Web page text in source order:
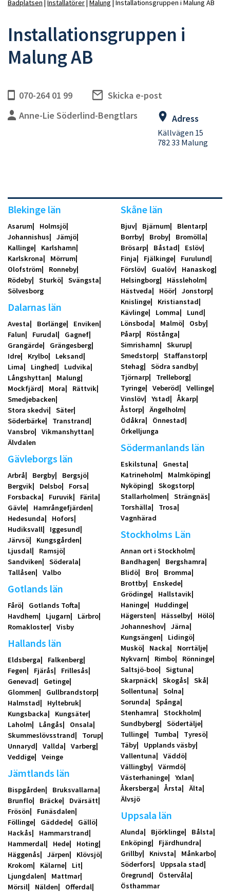
Badplatsen Installatörer Malung Installationsgruppen i Malung AB
Installationsgruppen i
Malung AB
070-264 01 99
Skicka e-post
Anne-Lie Söderlind-Bengtlars
Adress
Källvägen 15
782 33 Malung
Blekinge län
Asarum
Holmsjö
Johannishus
Jämjö
Kallinge
Karlshamn
Karlskrona
Mörrum
Olofström
Ronneby
Rödeby
Sturkö
Svängsta
Sölvesborg
Dalarnas län
Avesta Borlänge
Enviken
Falun
Furudal
Gagnef
Grangärde
Grängesberg
Idre
Krylbo
Leksand
Lima
Linghed
Ludvika
Långshyttan
Malung
Mockfjärd
Mora
Rättvik
Smedjebacken
Stora skedvi
Säter
Söderbärke
Transtrand
Vansbro
Vikmanshyttan
Älvdalen
Gävleborgs län
Arbrå Bergby
Bergsjö
Bergvik
Delsbo
Forsa
Forsbacka
Furuvik
Färila
Gävle
Hamrångefjärden
Hedesunda
Hofors
Hudiksvall
Iggesund
Järvsö
Kungsgården
Ljusdal
Ramsjö
Sandviken
Söderala
Tallåsen
Valbo
Gotlands län
Fårö
Gotlands Tofta
Havdhem
Ljugarn
Lärbro
Romakloster
Visby
Hallands län
Eldsberga
Falkenberg
Fegen
Fjärås
Frillesås
Genevad
Getinge
Glommen
Gullbrandstorp
Halmstad
Hyltebruk
Kungsbacka
Kungsäter
Laholm
Långås
Onsala
Skummeslövsstrand
Torup
Unnaryd
Vallda
Varberg
Veddige
Veinge
Jämtlands län
Bispgården
Bruksvallarna
Brunflo
Bräcke
Dvärsätt
Frösön
Funäsdalen
Föllinge
Gäddede
Gällö
Hackås
Hammarstrand
Hammerdal
Hede
Hoting
Häggenås
Järpen
Klövsjö
Krokom
Kälarne
Lit
Ljungdalen
Mattmar
Mörsil
Nälden Offerdal
Skåne län
Bjuv Bjärnum
Blentarp
Borrby
Broby
Bromölla
Brösarp
Båstad
Eslöv
Finja
Fjälkinge
Furulund
Förslöv
Gualöv
Hanaskog
Helsingborg
Hässleholm
Hästveda
Höör
Jonstorp
Knislinge
Kristianstad
Kävlinge
Lomma
Lund
Lönsboda
Malmö
Osby
Påarp
Röstånga
Simrishamn
Skurup
Smedstorp
Staffanstorp
Stehag
Södra sandby
Tjörnarp
Trelleborg
Tyringe
Veberöd
Vellinge
Vinslöv
Ystad
Åkarp
Åstorp
Ängelholm
Ödåkra
Önnestad
Örkelljunga
Södermanlands län
Eskilstuna
Gnesta
Katrineholm
Malmköping
Nyköping
Skogstorp
Stallarholmen
Strängnäs
Torshälla
Trosa
Vagnhärad
Stockholms Län
Annan ort i Stockholm
Bandhagen
Bergshamra
Blidö
Bro
Bromma
Brottby
Enskede
Grödinge
Hallstavik
Haninge
Huddinge
Hägersten
Hässelby
Hölö
Johanneshov
Järna
Kungsängen
Lidingö
Muskö
Nacka
Norrtälje
Nykvarn
Rimbo
Rönninge
Saltsjö-boo
Sigtuna
Skarpnäck
Skogås
Skå
Sollentuna
Solna
Sorunda
Spånga
Stenhamra
Stockholm
Sundbyberg
Södertälje
Tullinge
Tumba
Tyresö
Täby
Upplands väsby
Vallentuna
Väddö
Vällingby
Värmdö
Västerhaninge
Yxlan
Åkersberga
Årsta
Älta
Älvsjö
Uppsala län
Alunda Björklinge
Bålsta
Enköping
Fjärdhundra
Grillby
Knivsta
Månkarbo
Söderfors
Uppsala stad
Öregrund
Östervåla
Östhammar